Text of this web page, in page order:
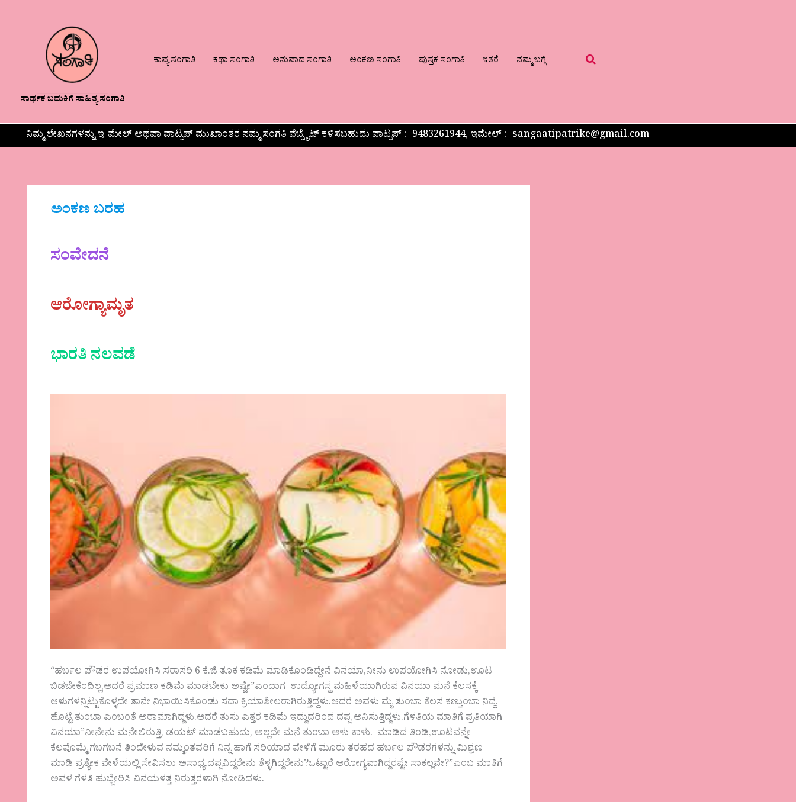
ಸಾರ್ಥಕ ಬದುಕಿಗೆ ಸಾಹಿತ್ಯ ಸಂಗಾತಿ
ಕಾವ್ಯ ಸಂಗಾತಿ ಕಥಾ ಸಂಗಾತಿ ಅನುವಾದ ಸಂಗಾತಿ ಅಂಕಣ ಸಂಗಾತಿ ಪುಸ್ತಕ ಸಂಗಾತಿ ಇತರೆ ನಮ್ಮ ಬಗ್ಗೆ
ನಿಮ್ಮ ಲೇಖನಗಳನ್ನು ಇ-ಮೇಲ್ ಅಥವಾ ವಾಟ್ಸಪ್ ಮುಖಾಂತರ ನಮ್ಮ ಸಂಗತಿ ವೆಬ್ಸೈಟ್ ಕಳಿಸಬಹುದು ವಾಟ್ಸಪ್‌ :- 9483261944, ಇಮೇಲ್ :- sangaatipatrike@gmail.com
ಅಂಕಣ ಬರಹ
ಸಂವೇದನೆ
ಆರೋಗ್ಯಾಮೃತ
ಭಾರತಿ ನಲವಡೆ
“ಹರ್ಬಲ ಪೌಡರ ಉಪಯೋಗಿಸಿ ಸರಾಸರಿ 6 ಕೆ.ಜಿ ತೂಕ ಕಡಿಮೆ ಮಾಡಿಕೊಂಡಿದ್ದೇನೆ ವಿನಯಾ,ನೀನು ಉಪಯೋಗಿಸಿ ನೋಡು,ಊಟ
ಬಿಡಬೇಕೆಂದಿಲ್ಲ,ಆದರೆ ಪ್ರಮಾಣ ಕಡಿಮೆ ಮಾಡಬೇಕು ಅಷ್ಟೇ”ಎಂದಾಗ ಉದ್ಯೋಗಸ್ಥ ಮಹಿಳೆಯಾಗಿರುವ ವಿನಯಾ ಮನೆ ಕೆಲಸಕ್ಕೆ
ಆಳುಗಳನ್ನಿಟ್ಟುಕೊಳ್ಳದೇ ತಾನೇ ನಿಭಾಯಿಸಿಕೊಂಡು ಸದಾ ಕ್ರಿಯಾಶೀಲರಾಗಿರುತ್ತಿದ್ದಳು.ಆದರೆ ಅವಳು ಮೈ ತುಂಬಾ ಕೆಲಸ ಕಣ್ತುಂಬಾ ನಿದ್ದೆ,
ಹೊಟ್ಟೆ ತುಂಬಾ ಎಂಬಂತೆ ಅರಾಮಾಗಿದ್ದಳು.ಆದರೆ ತುಸು ಎತ್ತರ ಕಡಿಮೆ ಇದ್ದುದರಿಂದ ದಪ್ಪ ಅನಿಸುತ್ತಿದ್ದಳು.ಗೆಳತಿಯ ಮಾತಿಗೆ ಪ್ರತಿಯಾಗಿ
ವಿನಯಾ”ನೀನೇನು ಮನೇಲಿರುತ್ತಿ, ಡಯಟ್ ಮಾಡಬಹುದು, ಅಲ್ಲದೇ ಮನೆ ತುಂಬಾ ಆಳು ಕಾಳು. ಮಾಡಿದ ತಿಂಡಿ,ಊಟವನ್ನೇ
ಕೆಲವೊಮ್ಮೆ ಗಬಗಬನೆ ತಿಂದೇಳುವ ನಮ್ಮಂತವರಿಗೆ ನಿನ್ನ ಹಾಗೆ ಸರಿಯಾದ ವೇಳೆಗೆ ಮೂರು ತರಹದ ಹರ್ಬಲ ಪೌಡರಗಳನ್ನು ಮಿಶ್ರಣ
ಮಾಡಿ ಪ್ರತ್ಯೇಕ ವೇಳೆಯಲ್ಲಿ ಸೇವಿಸಲು ಅಸಾಧ್ಯ,ದಪ್ಪವಿದ್ದರೇನು ತೆಳ್ಳಗಿದ್ದರೇನು?ಒಟ್ಟಾರೆ ಆರೋಗ್ಯವಾಗಿದ್ದರಷ್ಟೇ ಸಾಕಲ್ಲವೇ?”ಎಂಬ ಮಾತಿಗೆ
ಅವಳ ಗೆಳತಿ ಹುಬ್ಬೇರಿಸಿ ವಿನಯಳತ್ತ ನಿರುತ್ತರಳಾಗಿ ನೋಡಿದಳು.